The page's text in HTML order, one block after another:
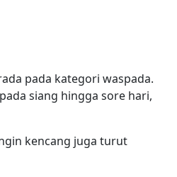
pada kategori waspada.
siang hingga sore hari,
kencang juga turut